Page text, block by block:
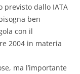
previsto dallo IATA
ben
con il
2004 in materia
ma l’importante